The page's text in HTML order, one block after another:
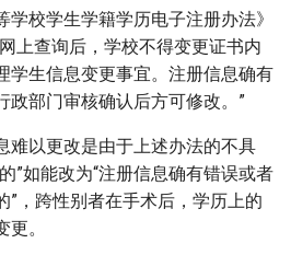
校学生学籍学历电子注册办法》
上查询后，学校不得变更证书内
学生信息变更事宜。注册信息确有
政部门审核确认后方可修改。”
难以更改是由于上述办法的不具
”如能改为“注册信息确有错误或者
”，跨性别者在手术后，学历上的
。